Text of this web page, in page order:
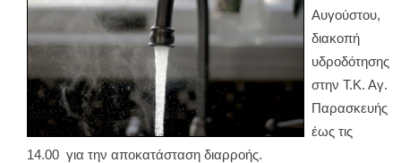
Αυγούστου,
διακοπή
υδροδότησης
στην Τ.Κ. Αγ.
Παρασκευής
έως τις
14.00 για την αποκατάσταση διαρροής.